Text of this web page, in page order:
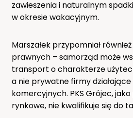
zawieszenia i naturalnym
w okresie wakacyjnym.
Marszałek przypomniał
prawnych – samorząd może
transport o charakterze
a nie prywatne firmy
komercyjnych. PKS Grójec,
rynkowe, nie kwalifikuje się do